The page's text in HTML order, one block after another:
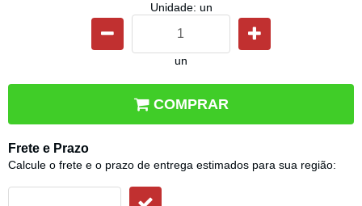
Unidade: un
un
COMPRAR
Frete e Prazo
Calcule o frete e o prazo de entrega estimados para sua região: